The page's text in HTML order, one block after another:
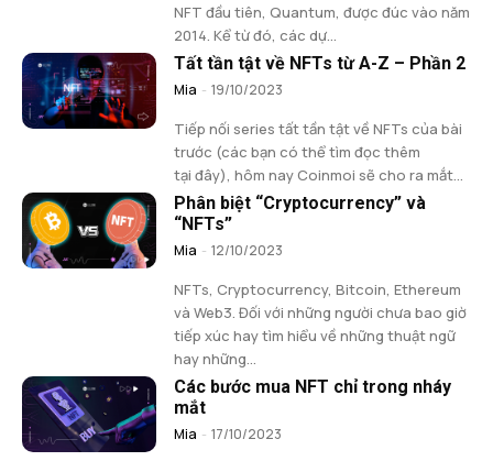
NFT đầu tiên, Quantum, được đúc vào năm
2014. Kể từ đó, các dự...
Tất tần tật về NFTs từ A-Z – Phần 2
Mia - 19/10/2023
Tiếp nối series tất tần tật về NFTs của bài
trước (các bạn có thể tìm đọc thêm
tại đây), hôm nay Coinmoi sẽ cho ra mắt...
Phân biệt “Cryptocurrency” và
“NFTs”
Mia - 12/10/2023
NFTs, Cryptocurrency, Bitcoin, Ethereum
và Web3. Đối với những người chưa bao giờ
tiếp xúc hay tìm hiểu về những thuật ngữ
hay những...
Các bước mua NFT chỉ trong nháy
mắt
Mia - 17/10/2023